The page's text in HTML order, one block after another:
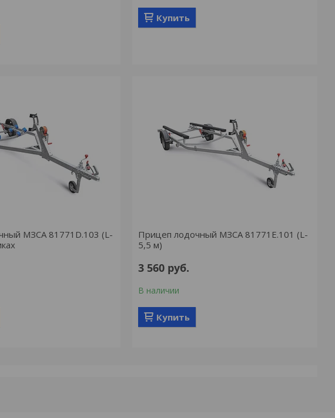
Купить
МЗСА 81771D.103 (L-
Прицеп лодочный МЗСА 81771Е.101 (L-
5,5 м)
3 560 руб.
В наличии
Купить